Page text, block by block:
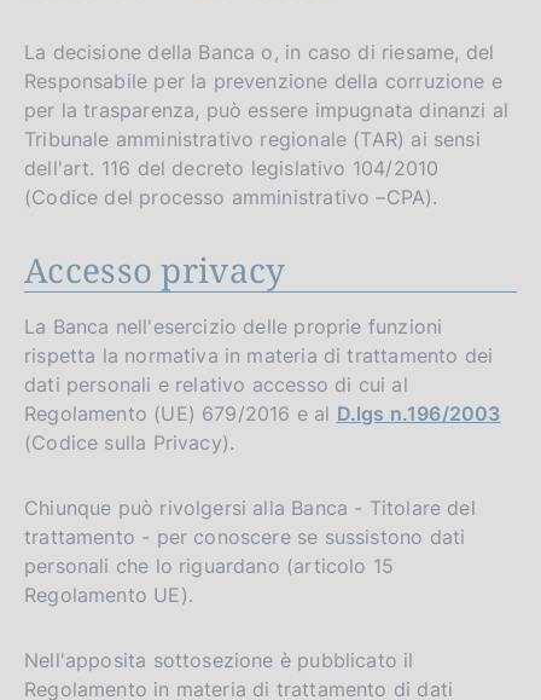
La decisione della Banca o, in caso di riesame, del
Responsabile per la prevenzione della corruzione e
per la trasparenza, può essere impugnata dinanzi al
Tribunale amministrativo regionale (TAR) ai sensi
dell'art. 116 del decreto legislativo 104/2010
(Codice del processo amministrativo –CPA).
Accesso privacy
La Banca nell'esercizio delle proprie funzioni
rispetta la normativa in materia di trattamento dei
dati personali e relativo accesso di cui al
Regolamento (UE) 679/2016 e al D.lgs n.196/2003
(Codice sulla Privacy).
Chiunque può rivolgersi alla Banca - Titolare del
trattamento - per conoscere se sussistono dati
personali che lo riguardano (articolo 15
Regolamento UE).
Nell'apposita sottosezione è pubblicato il
Regolamento in materia di trattamento di dati